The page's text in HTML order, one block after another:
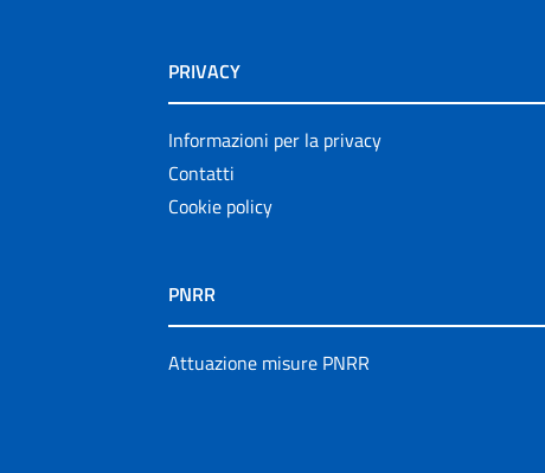
PRIVACY
Informazioni per la privacy
Contatti
Cookie policy
PNRR
Attuazione misure PNRR